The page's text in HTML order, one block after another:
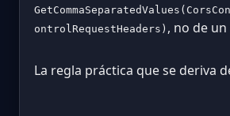
ontrolRequestHeaders) , no de un
La regla práctica que se deriva